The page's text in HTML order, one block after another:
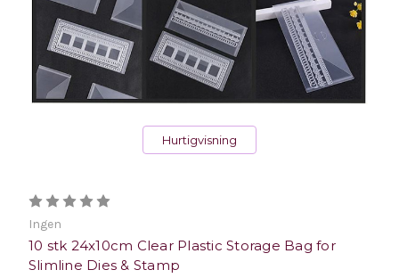
Hurtigvisning
Ingen
10 stk 24x10cm Clear Plastic Storage Bag for
Slimline Dies & Stamp